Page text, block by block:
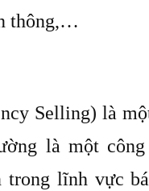
thông,…
Selling) là
là một
trong lĩnh vực